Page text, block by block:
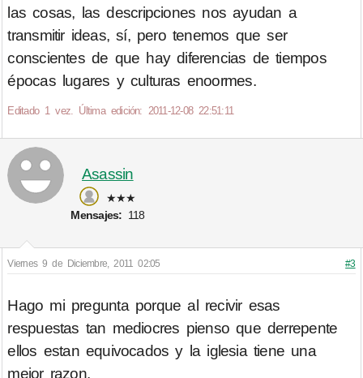
las cosas, las descripciones nos ayudan a
transmitir ideas, sí, pero tenemos que ser
conscientes de que hay diferencias de tiempos
épocas lugares y culturas enoormes.
Editado 1 vez. Última edición: 2011-12-08 22:51:11
Asassin
★★★
Mensajes: 118
Viernes 9 de Diciembre, 2011 02:05 #3
Hago mi pregunta porque al recivir esas
respuestas tan mediocres pienso que derrepente
ellos estan equivocados y la iglesia tiene una
mejor razon.